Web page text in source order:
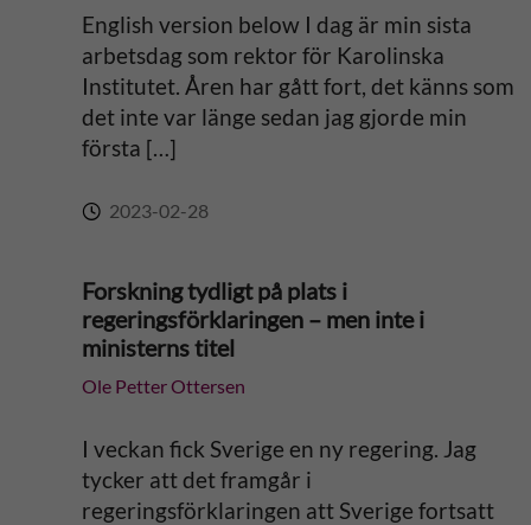
English version below I dag är min sista
arbetsdag som rektor för Karolinska
Institutet. Åren har gått fort, det känns som
det inte var länge sedan jag gjorde min
första […]
2023-02-28
Forskning tydligt på plats i
regeringsförklaringen – men inte i
ministerns titel
Ole Petter Ottersen
I veckan fick Sverige en ny regering. Jag
tycker att det framgår i
regeringsförklaringen att Sverige fortsatt